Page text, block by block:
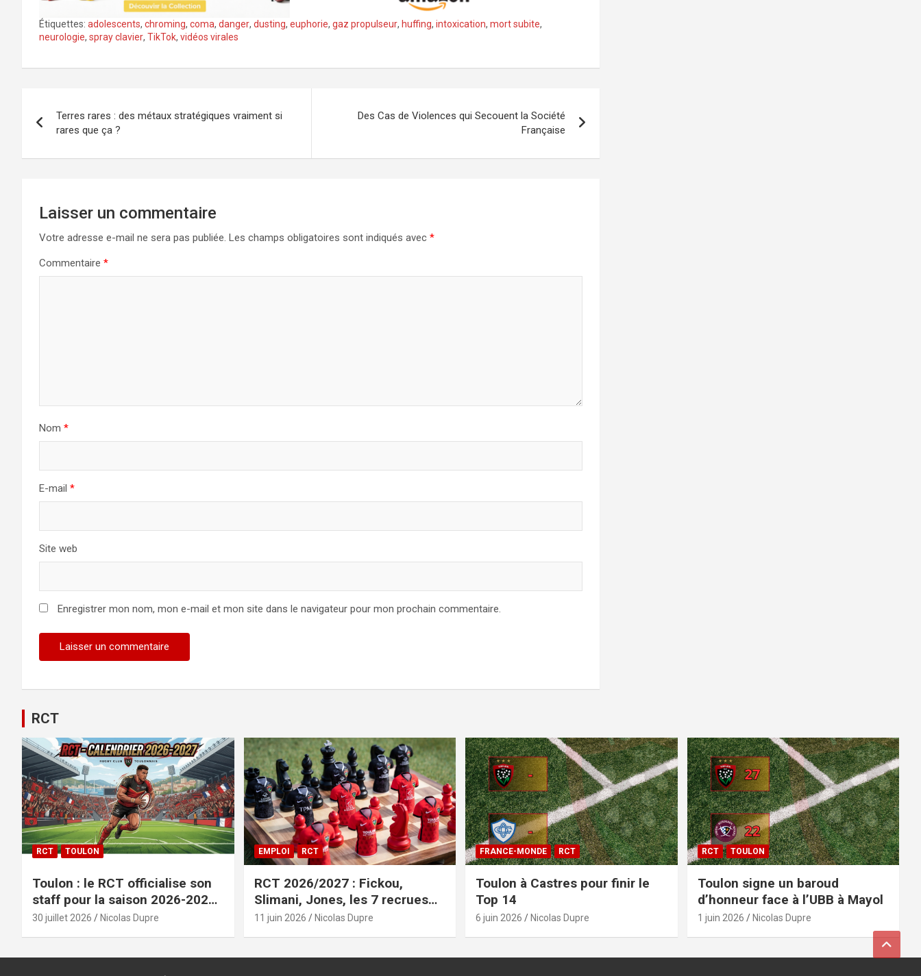
Étiquettes: adolescents, chroming, coma, danger, dusting, euphorie, gaz propulseur, huffing, intoxication, mort subite,
neurologie, spray clavier, TikTok, vidéos virales
de
l’article
Terres rares : des métaux stratégiques vraiment si
rares que ça ?
Des Cas de Violences qui Secouent la Société
Française
Laisser un commentaire
Votre adresse e-mail ne sera pas publiée. Les champs obligatoires sont indiqués avec *
Commentaire *
Nom *
E-mail *
Site web
Enregistrer mon nom, mon e-mail et mon site dans le navigateur pour mon prochain commentaire.
RCT
RCT TOULON
Toulon : le RCT officialise son
staff pour la saison 2026-2027+
le calendrier
30 juillet 2026 Nicolas Dupre
EMPLOI RCT
RCT 2026/2027 : Fickou,
Slimani, Jones, les 7 recrues
officialisées
11 juin 2026 Nicolas Dupre
FRANCE-MONDE RCT
Toulon à Castres pour finir le
Top 14
6 juin 2026 Nicolas Dupre
RCT TOULON
Toulon signe un baroud
d’honneur face à l’UBB à Mayol
1 juin 2026 Nicolas Dupre